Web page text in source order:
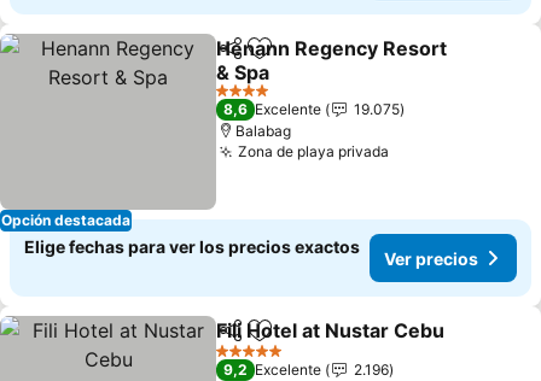
Opción destacada
CompartirAgregar a favoritos
Henann Regency Resort
& Spa
4 Estrellas
8,6 Excelente
19.075
Balabag
Zona de playa privada
Elige fechas para ver los precios exactos
Ver precios
CompartirAgregar a favoritos
Fili Hotel at Nustar Cebu
5 Estrellas
9,2 Excelente
2.196